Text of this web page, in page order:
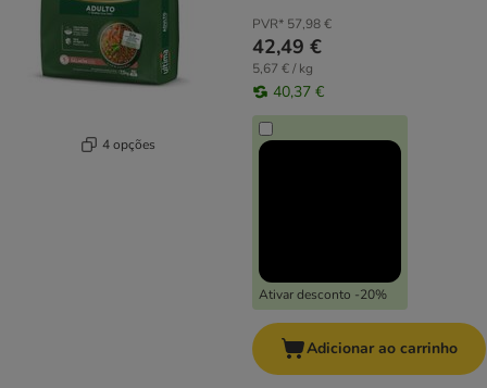
4 opções
PVR* 57,98 €
42,49 €
5,67 € / kg
40,37 €
Ativar desconto -20%
Adicionar ao carrinho